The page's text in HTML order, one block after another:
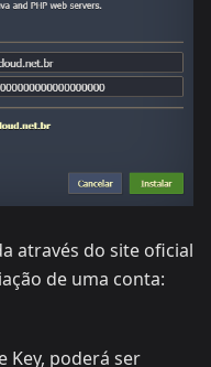
através do site oficial
de uma conta:
Key, poderá ser